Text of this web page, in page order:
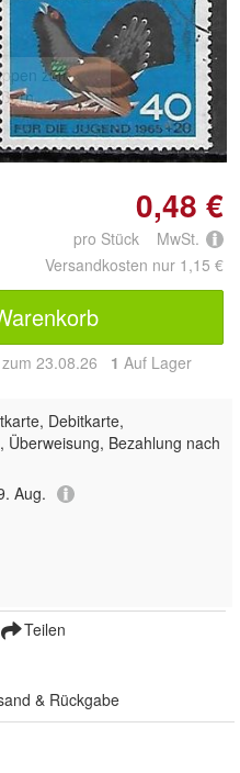
zum
0,48 €
pro Stück MwSt.
Versandkosten nur 1,15 €
23.08.26 1 Auf Lager
Debitkarte,
Bezahlung nach
Aug.
Teilen
& Rückgabe